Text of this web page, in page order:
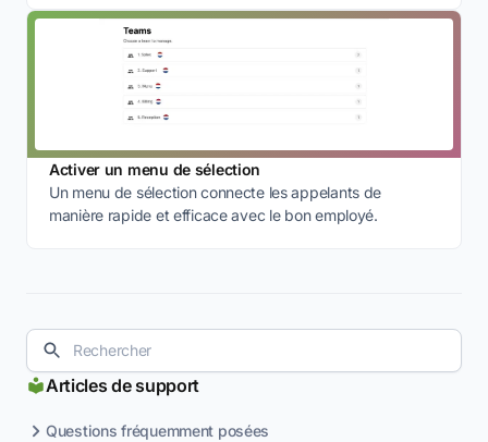
Articles de support
Questions fréquemment posées
Activer un menu de sélection
Un menu de sélection connecte les appelants de
manière rapide et efficace avec le bon employé.